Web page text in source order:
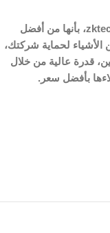
، قارئ بصمات FV350 ، تتميز شركة zkteco، بأنها من أفضل
الأشياء لحماية شركتك،
قدرة عالية من خلال
بأفضل سعر.